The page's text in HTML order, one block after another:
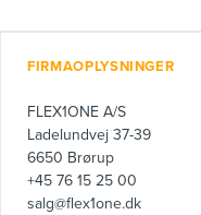
FIRMAOPLYSNINGER
FLEX1ONE A/S
Ladelundvej 37-39
6650 Brørup
+45 76 15 25 00
salg@flex1one.dk